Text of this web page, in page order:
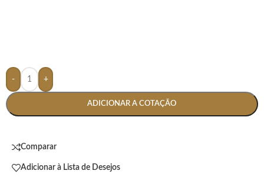
- +
ADICIONAR A COTAÇÃO
Comparar
Adicionar à Lista de Desejos